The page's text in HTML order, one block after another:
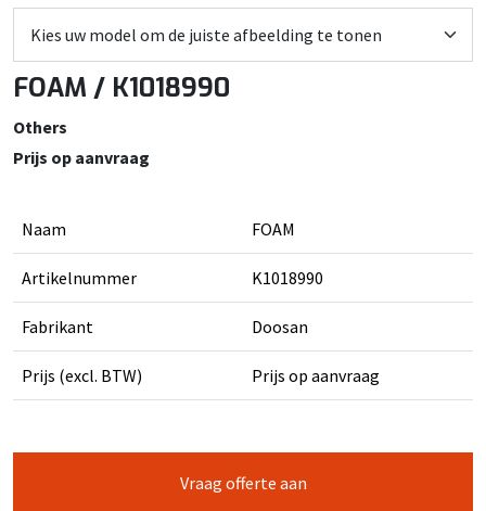
FOAM / K1018990
Others
Prijs op aanvraag
Naam FOAM
Artikelnummer K1018990
Fabrikant Doosan
Prijs (excl. BTW) Prijs op aanvraag
Vraag offerte aan